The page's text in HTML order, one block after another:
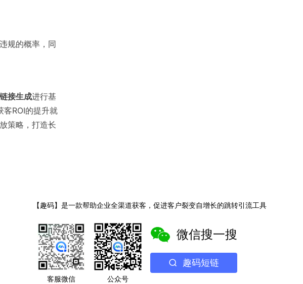
规的概率，同
接生成进行基
客ROI的提升就
策略，打造长
【趣码】是一款帮助企业全渠道获客，促进客户裂变自增长的跳转引流工具
客服微信 公众号
微信搜一搜
趣码短链